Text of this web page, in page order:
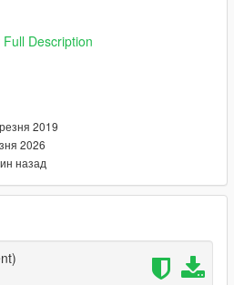
or keep up with updates and to
OpenIV
Full Description
2019
2026
назад